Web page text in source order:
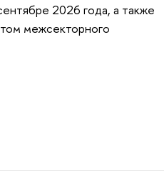
2026 года, а также
межсекторного